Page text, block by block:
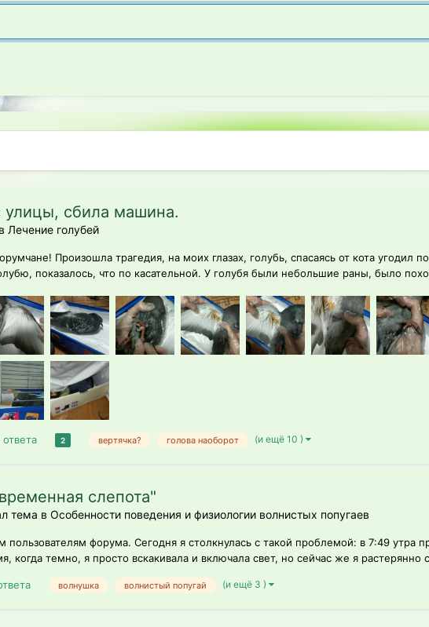
улицы, сбила машина.
Лечение голубей
Произошла трагедия, на моих глазах, голубь, спасаясь от кота
показалось, что по касательной. У голубя были небольшие раны, было
ответа 2 вертячка? голова наоборот (и ещё 10 )
слепота"
тема в Особенности поведения и физиологии волнистых попугаев
пользователям форума. Сегодня я столкнулась с такой проблемой: в 7:49 утра
когда темно, я просто вскакивала и включала свет, но сейчас же я растерянно
волнушка волнистый попугай (и ещё 3 )